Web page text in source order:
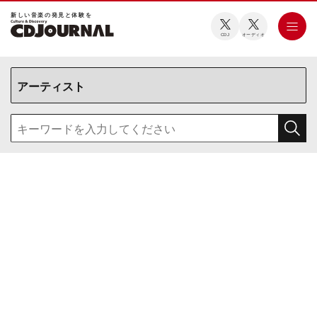
新しい⾳楽の発⾒と体験を
CDJ オーディオ